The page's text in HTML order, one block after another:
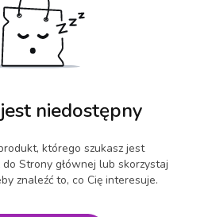
niedostępny
którego szukasz jest
do Strony głównej lub skorzystaj
znaleźć to, co Cię interesuje.